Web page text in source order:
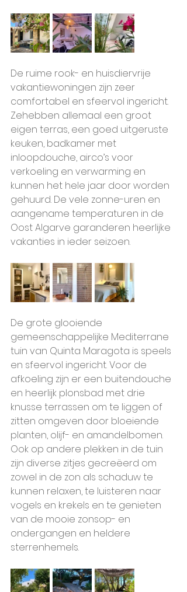
De ruime rook- en huisdiervrije
vakantiewoningen zijn zeer
comfortabel en sfeervol ingericht.
Zehebben allemaal een groot
eigen terras, een goed uitgeruste
keuken, badkamer met
inloopdouche, airco’s voor
verkoeling en verwarming en
kunnen het hele jaar door worden
gehuurd. De vele zonne-uren en
aangename temperaturen in de
Oost Algarve garanderen heerlijke
vakanties in ieder seizoen.
De grote glooiende
gemeenschappelijke Mediterrane
tuin van Quinta Maragota is speels
en sfeervol ingericht. Voor de
afkoeling zijn er een buitendouche
en heerlijk plonsbad met drie
knusse terrassen om te liggen of
zitten omgeven door bloeiende
planten, olijf- en amandelbomen.
Ook op andere plekken in de tuin
zijn diverse zitjes gecreëerd om
zowel in de zon als schaduw te
kunnen relaxen, te luisteren naar
vogels en krekels en te genieten
van de mooie zonsop- en
ondergangen en heldere
sterrenhemels.